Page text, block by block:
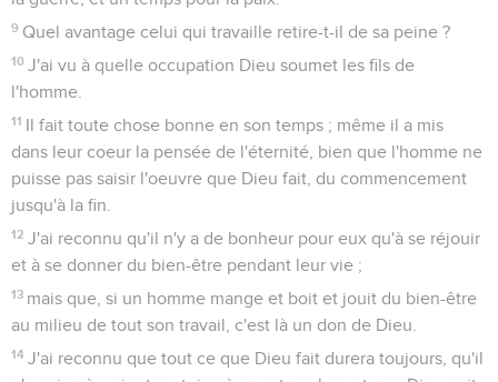
9 Quel avantage celui qui travaille retire-t-il de sa peine ?
10 J'ai vu à quelle occupation Dieu soumet les fils de
l'homme.
11 Il fait toute chose bonne en son temps ; même il a mis
dans leur coeur la pensée de l'éternité, bien que l'homme ne
puisse pas saisir l'oeuvre que Dieu fait, du commencement
jusqu'à la fin.
12 J'ai reconnu qu'il n'y a de bonheur pour eux qu'à se réjouir
et à se donner du bien-être pendant leur vie ;
13 mais que, si un homme mange et boit et jouit du bien-être
au milieu de tout son travail, c'est là un don de Dieu.
14 J'ai reconnu que tout ce que Dieu fait durera toujours, qu'il